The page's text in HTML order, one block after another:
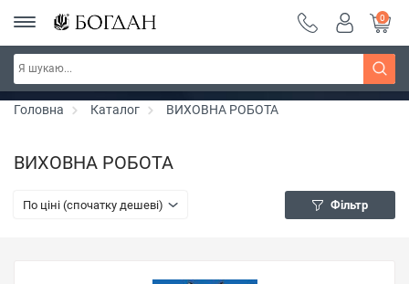
РОЗПРОДАЖ ~ 150 грн ~ 200 грн ~ 250 грн ~
300 грн ~ РОЗПРОДАЖ
Дізнатись більше
0
Головна Каталог ВИХОВНА РОБОТА
ВИХОВНА РОБОТА
По ціні (спочатку дешеві) Фільтр